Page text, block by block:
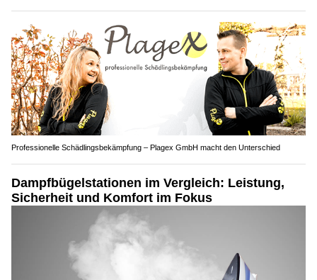
Professionelle Schädlingsbekämpfung – Plagex GmbH macht den Unterschied
Dampfbügelstationen im Vergleich: Leistung,
Sicherheit und Komfort im Fokus